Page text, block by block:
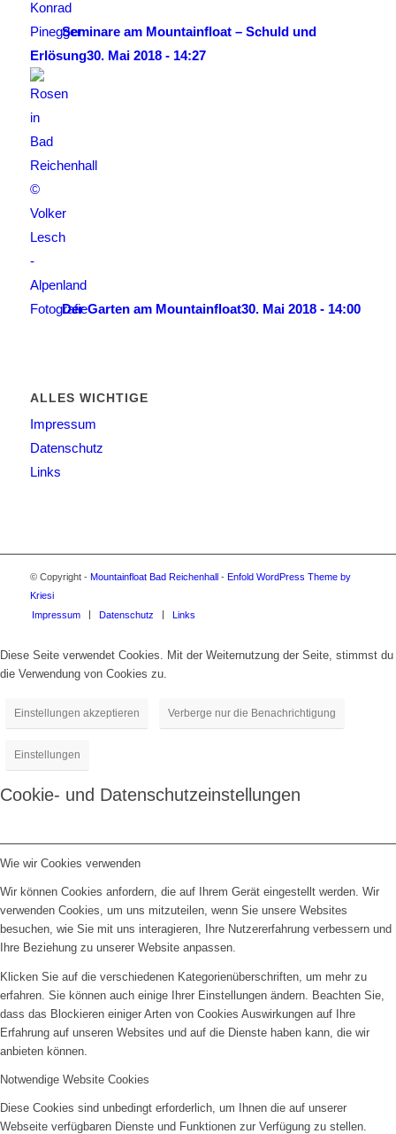
Seminare am Mountainfloat – Schuld und
Erlösung30. Mai 2018 - 14:27
Der Garten am Mountainfloat30. Mai 2018 - 14:00
ALLES WICHTIGE
Impressum
Datenschutz
Links
© Copyright - Mountainfloat Bad Reichenhall - Enfold WordPress Theme by
Kriesi
Impressum
Datenschutz Links
Diese Seite verwendet Cookies. Mit der Weiternutzung der Seite, stimmst du
die Verwendung von Cookies zu.
Einstellungen akzeptieren Verberge nur die Benachrichtigung
Einstellungen
Cookie- und Datenschutzeinstellungen
Wie wir Cookies verwenden
Wir können Cookies anfordern, die auf Ihrem Gerät eingestellt werden. Wir
verwenden Cookies, um uns mitzuteilen, wenn Sie unsere Websites
besuchen, wie Sie mit uns interagieren, Ihre Nutzererfahrung verbessern und
Ihre Beziehung zu unserer Website anpassen.
Klicken Sie auf die verschiedenen Kategorienüberschriften, um mehr zu
erfahren. Sie können auch einige Ihrer Einstellungen ändern. Beachten Sie,
dass das Blockieren einiger Arten von Cookies Auswirkungen auf Ihre
Erfahrung auf unseren Websites und auf die Dienste haben kann, die wir
anbieten können.
Notwendige Website Cookies
Diese Cookies sind unbedingt erforderlich, um Ihnen die auf unserer
Webseite verfügbaren Dienste und Funktionen zur Verfügung zu stellen.